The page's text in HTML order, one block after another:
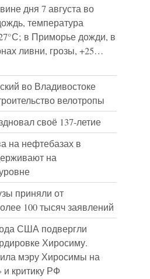
дня 7 августа во
температура
в Приморье дожди, в
ливни, грозы, +25…
во Владивостоке
велотропы
своё 137-летие
на нефтебазах в
на
приняли от
100 тысяч заявлений
США подвергли
Хиросиму.
мэру Хиросимы на
и критику РФ